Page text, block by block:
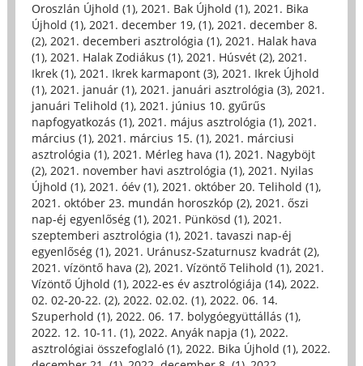
Oroszlán Újhold (1), 2021. Bak Újhold (1), 2021. Bika
Újhold (1), 2021. december 19, (1), 2021. december 8.
(2), 2021. decemberi asztrológia (1), 2021. Halak hava
(1), 2021. Halak Zodiákus (1), 2021. Húsvét (2), 2021.
Ikrek (1), 2021. Ikrek karmapont (3), 2021. Ikrek Újhold
(1), 2021. január (1), 2021. januári asztrológia (3), 2021.
januári Telihold (1), 2021. június 10. gyűrűs
napfogyatkozás (1), 2021. május asztrológia (1), 2021.
március (1), 2021. március 15. (1), 2021. márciusi
asztrológia (1), 2021. Mérleg hava (1), 2021. Nagyböjt
(2), 2021. november havi asztrológia (1), 2021. Nyilas
Újhold (1), 2021. óév (1), 2021. október 20. Telihold (1),
2021. október 23. mundán horoszkóp (2), 2021. őszi
nap-éj egyenlőség (1), 2021. Pünkösd (1), 2021.
szeptemberi asztrológia (1), 2021. tavaszi nap-éj
egyenlőség (1), 2021. Uránusz-Szaturnusz kvadrát (2),
2021. vízöntő hava (2), 2021. Vízöntő Telihold (1), 2021.
Vízöntő Újhold (1), 2022-es év asztrológiája (14), 2022.
02. 02-20-22. (2), 2022. 02.02. (1), 2022. 06. 14.
Szuperhold (1), 2022. 06. 17. bolygóegyüttállás (1),
2022. 12. 10-11. (1), 2022. Anyák napja (1), 2022.
asztrológiai összefoglaló (1), 2022. Bika Újhold (1), 2022.